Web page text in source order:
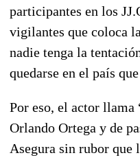
participantes en los
vigilantes que coloca
nadie tenga la
quedarse en el país
Por eso, el actor llama
Orlando Ortega y de
Asegura sin rubor que